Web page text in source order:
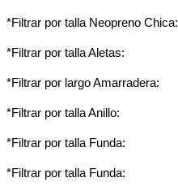
*Filtrar por talla Neopreno Chica:
*Filtrar por talla Aletas:
*Filtrar por largo Amarradera:
*Filtrar por talla Anillo:
*Filtrar por talla Funda:
*Filtrar por talla Funda: